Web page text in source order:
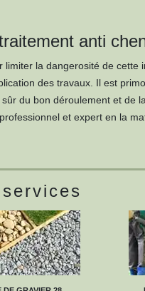
anti
la dangerosité de
des travaux. Il est
du bon déroulement et de
et expert en la